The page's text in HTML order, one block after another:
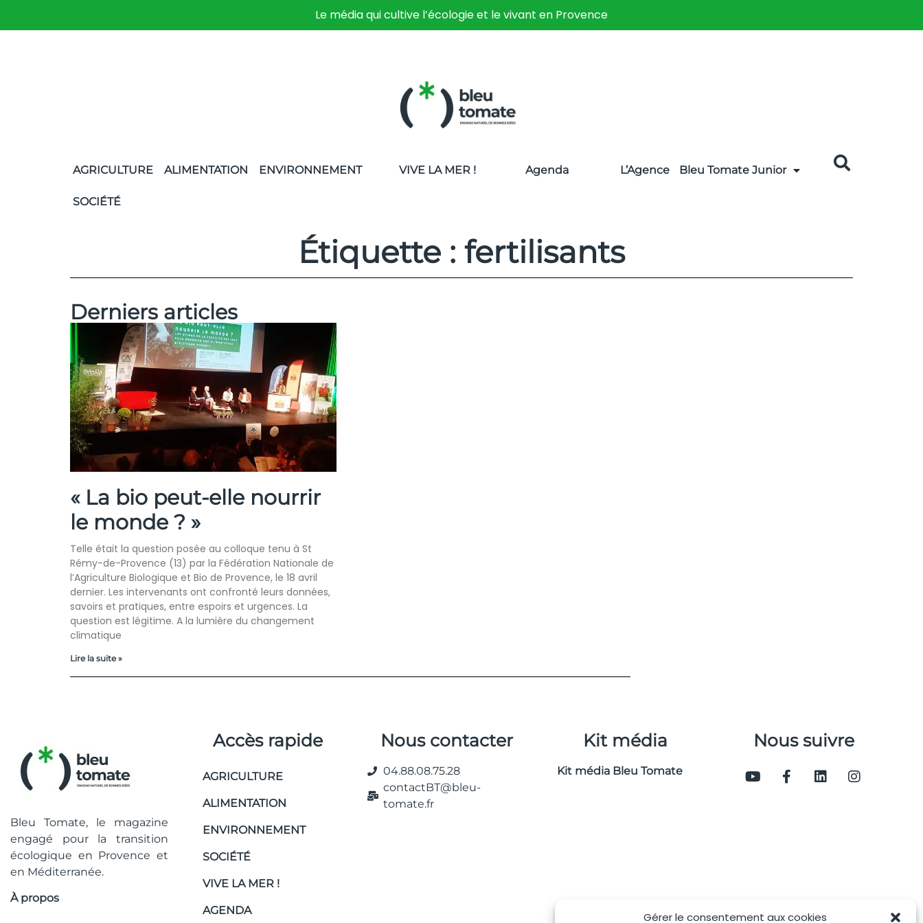
Gérer le consentement aux cookies
Le média qui cultive l’écologie et le vivant en Provence
AGRICULTURE ALIMENTATION ENVIRONNEMENT
SOCIÉTÉ
VIVE LA MER ! Agenda L’Agence Bleu Tomate Junior
Étiquette : fertilisants
Derniers articles
« La bio peut-elle nourrir
le monde ? »
Telle était la question posée au colloque tenu à St
Rémy-de-Provence (13) par la Fédération Nationale de
l’Agriculture Biologique et Bio de Provence, le 18 avril
dernier. Les intervenants ont confronté leurs données,
savoirs et pratiques, entre espoirs et urgences. La
question est légitime. A la lumière du changement
climatique
Lire la suite »
Bleu Tomate, le magazine
engagé pour la transition
écologique en Provence et
en Méditerranée.
À propos
Accès rapide
AGRICULTURE
ALIMENTATION
ENVIRONNEMENT
SOCIÉTÉ
VIVE LA MER !
AGENDA
Nous contacter
04.88.08.75.28
contactBT@bleu-
tomate.fr
Kit média
Kit média Bleu Tomate
Nous suivre